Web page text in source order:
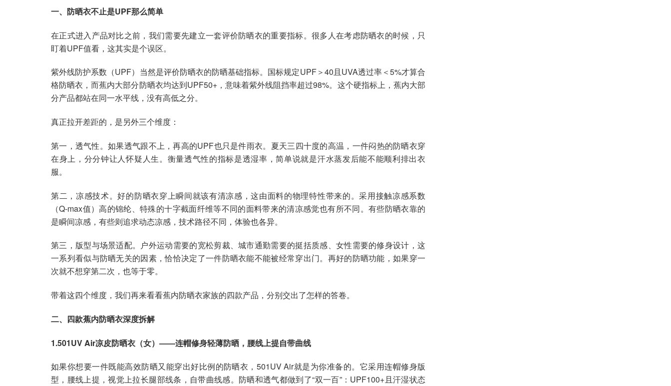
一、防晒衣不止是UPF那么简单
在正式进入产品对比之前，我们需要先建立一套评价防晒衣的重要指标。很多人在考虑防晒衣的时候，只
盯着UPF值看，这其实是个误区。
紫外线防护系数（UPF）当然是评价防晒衣的防晒基础指标。国标规定UPF＞40且UVA透过率＜5%才算合
格防晒衣，而蕉内大部分防晒衣均达到UPF50+，意味着紫外线阻挡率超过98%。这个硬指标上，蕉内大部
分产品都站在同一水平线，没有高低之分。
真正拉开差距的，是另外三个维度：
第一，透气性。如果透气跟不上，再高的UPF也只是件雨衣。夏天三四十度的高温，一件闷热的防晒衣穿
在身上，分分钟让人怀疑人生。衡量透气性的指标是透湿率，简单说就是汗水蒸发后能不能顺利排出衣
服。
第二，凉感技术。好的防晒衣穿上瞬间就该有清凉感，这由面料的物理特性带来的。采用接触凉感系数
（Q-max值）高的锦纶、特殊的十字截面纤维等不同的面料带来的清凉感觉也有所不同。有些防晒衣靠的
是瞬间凉感，有些则追求动态凉感，技术路径不同，体验也各异。
第三，版型与场景适配。户外运动需要的宽松剪裁、城市通勤需要的挺括质感、女性需要的修身设计，这
一系列看似与防晒无关的因素，恰恰决定了一件防晒衣能不能被经常穿出门。再好的防晒功能，如果穿一
次就不想穿第二次，也等于零。
带着这四个维度，我们再来看看蕉内防晒衣家族的四款产品，分别交出了怎样的答卷。
二、四款蕉内防晒衣深度拆解
1.501UV Air凉皮防晒衣（女）——连帽修身轻薄防晒，腰线上提自带曲线
如果你想要一件既能高效防晒又能穿出好比例的防晒衣，501UV Air就是为你准备的。它采用连帽修身版
型，腰线上提，视觉上拉长腿部线条，自带曲线感。防晒和透气都做到了“双一百”：UPF100+且汗湿状态